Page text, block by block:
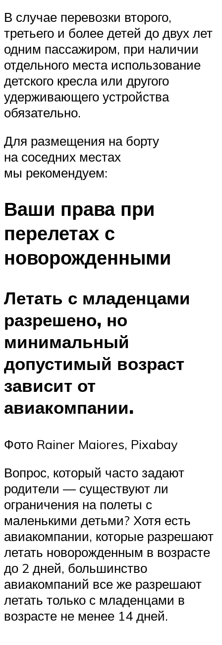
В случае перевозки второго,
третьего и более детей до двух лет
одним пассажиром, при наличии
отдельного места использование
детского кресла или другого
удерживающего устройства
обязательно.
Для размещения на борту
на соседних местах
мы рекомендуем:
Ваши права при
перелетах с
новорожденными
Летать с младенцами
разрешено, но
минимальный
допустимый возраст
зависит от
авиакомпании.
Фото Rainer Maiores, Pixabay
Вопрос, который часто задают
родители — существуют ли
ограничения на полеты с
маленькими детьми? Хотя есть
авиакомпании, которые разрешают
летать новорожденным в возрасте
до 2 дней, большинство
авиакомпаний все же разрешают
летать только с младенцами в
возрасте не менее 14 дней.